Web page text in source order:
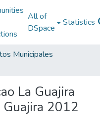
All of
DSpace
Statistics
Municipales
La Guajira
2012